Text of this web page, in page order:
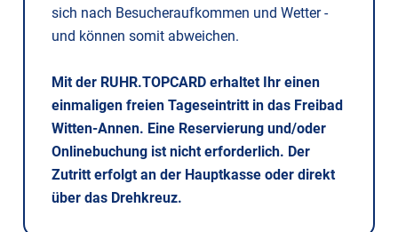
sich nach Besucheraufkommen und Wetter -
und können somit abweichen.
Mit der RUHR.TOPCARD erhaltet Ihr einen
einmaligen freien Tageseintritt in das Freibad
Witten-Annen. Eine Reservierung und/oder
Onlinebuchung ist nicht erforderlich. Der
Zutritt erfolgt an der Hauptkasse oder direkt
über das Drehkreuz.